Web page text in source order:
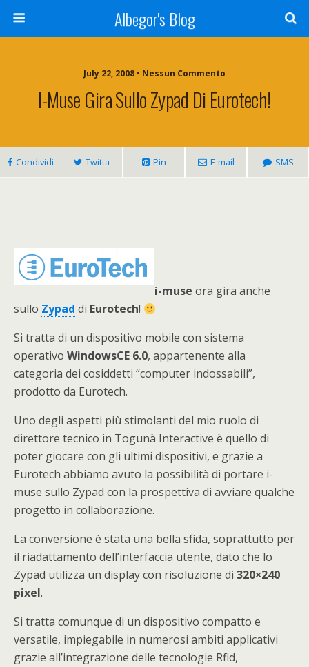
Albegor's Blog
July 22, 2008 • Nessun Commento
I-Muse Gira Sullo Zypad Di Eurotech!
Condividi Twitta Pin E-mail SMS
i-muse ora gira anche
sullo Zypad di Eurotech!
Si tratta di un dispositivo mobile con sistema
operativo WindowsCE 6.0, appartenente alla
categoria dei cosiddetti “computer indossabili”,
prodotto da Eurotech.
Uno degli aspetti più stimolanti del mio ruolo di
direttore tecnico in Togunà Interactive è quello di
poter giocare con gli ultimi dispositivi, e grazie a
Eurotech abbiamo avuto la possibilità di portare i-
muse sullo Zypad con la prospettiva di avviare qualche
progetto in collaborazione.
La conversione è stata una bella sfida, soprattutto per
il riadattamento dell’interfaccia utente, dato che lo
Zypad utilizza un display con risoluzione di 320×240
pixel.
Si tratta comunque di un dispositivo compatto e
versatile, impiegabile in numerosi ambiti applicativi
grazie all’integrazione delle tecnologie Rfid,